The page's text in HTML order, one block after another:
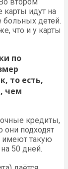
втором
карты идут на
больных детей.
что и у карты
по
то есть,
чем
кредиты,
подходят
имеют такую
50 дней.